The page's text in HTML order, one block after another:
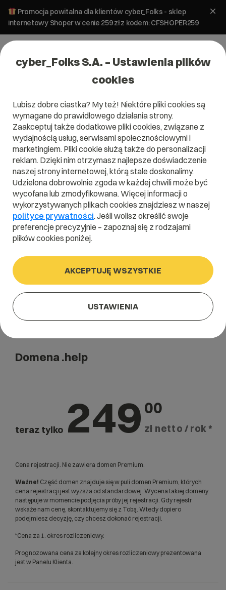
Promocja powitalna dla klientów cyber_Folks - sklep
internetowy Shoper w cenie 259 zł z kodem: CFSHOPER259
Domena .help
Wyciągnij pomocną dłoń
.help
Szukaj
Domena .help
teraz tylko 249 00
zł netto / rok *
Cena rejestracji. Nie zawiera domen Premium.
Ważne! Część domen znajduje się w puli domen Premium, których
cena rejestracji jest wyższa od standardowej. Wycena takiej domeny
następuje w momencie podjęcia próby jej rejestracji. Gdy rejestr
wskaże nam cenę, skontaktujemy się z Tobą. Wtedy dopiero
podejmiesz decyzję, czy chcesz dokonać rejestracji.
*Cena za 1. okres rozliczeniowy.
Prognozowana cena za kolejny okres rozliczeniowy prezentowana
jest w Panelu Klienta.
cyber_Folks S.A. – Ustawienia plików
cookies
Lubisz dobre ciastka? My też! Niektóre pliki cookies są
wymagane do prawidłowego działania strony.
Zaakceptuj także dodatkowe pliki cookies, związane z
wydajnością usług, serwisami społecznościowymi i
marketingiem. Pliki cookie służą także do personalizacji
reklam. Dzięki nim otrzymasz najlepsze doświadczenie
naszej strony internetowej, którą stale doskonalimy.
Udzielona dobrowolnie zgoda w każdej chwili może być
wycofana lub zmodyfikowana. Więcej informacji o
wykorzystywanych plikach cookies znajdziesz w naszej
polityce prywatności. Jeśli wolisz określić swoje
preferencje precyzyjnie – zapoznaj się z rodzajami
plików cookies poniżej.
AKCEPTUJĘ WSZYSTKIE
USTAWIENIA